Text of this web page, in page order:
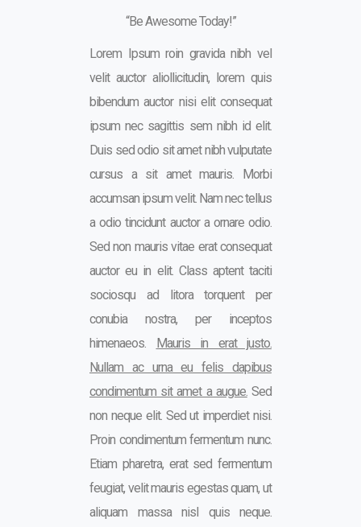
“Be Awesome Today!”
Lorem Ipsum roin gravida nibh vel
velit auctor aliollicitudin, lorem quis
bibendum auctor nisi elit consequat
ipsum nec sagittis sem nibh id elit.
Duis sed odio sit amet nibh vulputate
cursus a sit amet mauris. Morbi
accumsan ipsum velit. Nam nec tellus
a odio tincidunt auctor a ornare odio.
Sed non mauris vitae erat consequat
auctor eu in elit. Class aptent taciti
sociosqu ad litora torquent per
conubia nostra, per inceptos
himenaeos. Mauris in erat justo.
Nullam ac urna eu felis dapibus
condimentum sit amet a augue.Sed
non neque elit. Sed ut imperdiet nisi.
Proin condimentum fermentum nunc.
Etiam pharetra, erat sed fermentum
feugiat, velit mauris egestas quam, ut
aliquam massa nisl quis neque.